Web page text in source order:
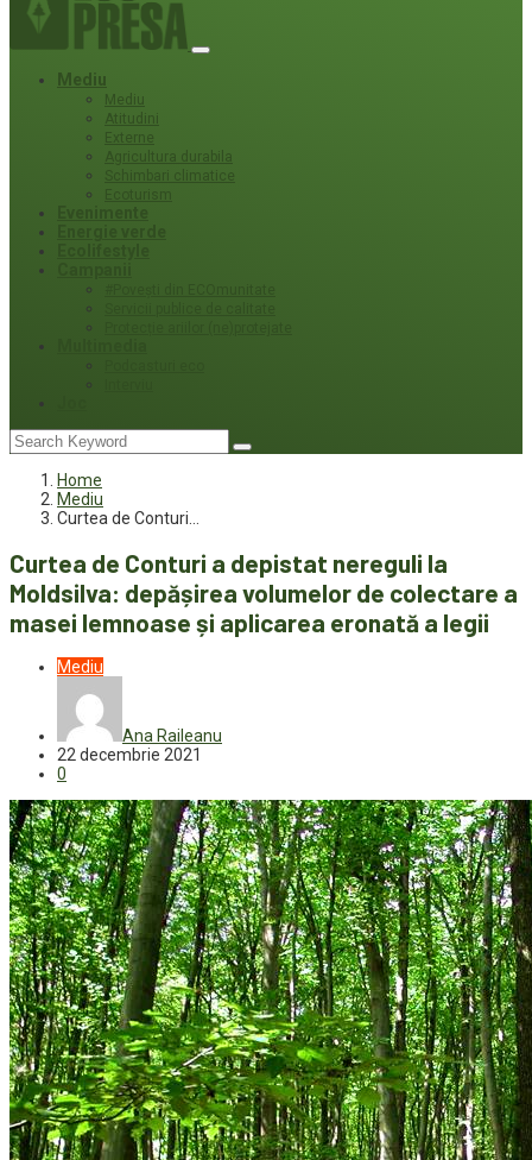
Mediu
Mediu
Atitudini
Externe
Agricultura durabila
Schimbari climatice
Ecoturism
Home
Mediu
Curtea de Conturi…
Curtea de Conturi a depistat nereguli la
Moldsilva: depășirea volumelor de colectare a
masei lemnoase și aplicarea eronată a legii
Mediu
Ana Raileanu
22 decembrie 2021
0